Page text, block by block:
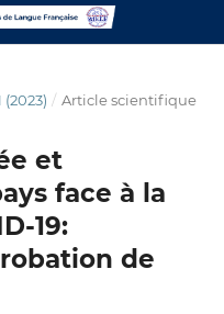
(2023) / Article scientifique
et
face à la
19:
de